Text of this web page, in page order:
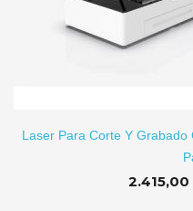
Laser Para Corte Y Grabado